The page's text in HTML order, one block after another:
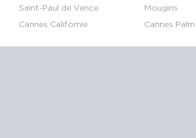
Saint-Paul de Vence Mougins
Cannes Californie
Cannes